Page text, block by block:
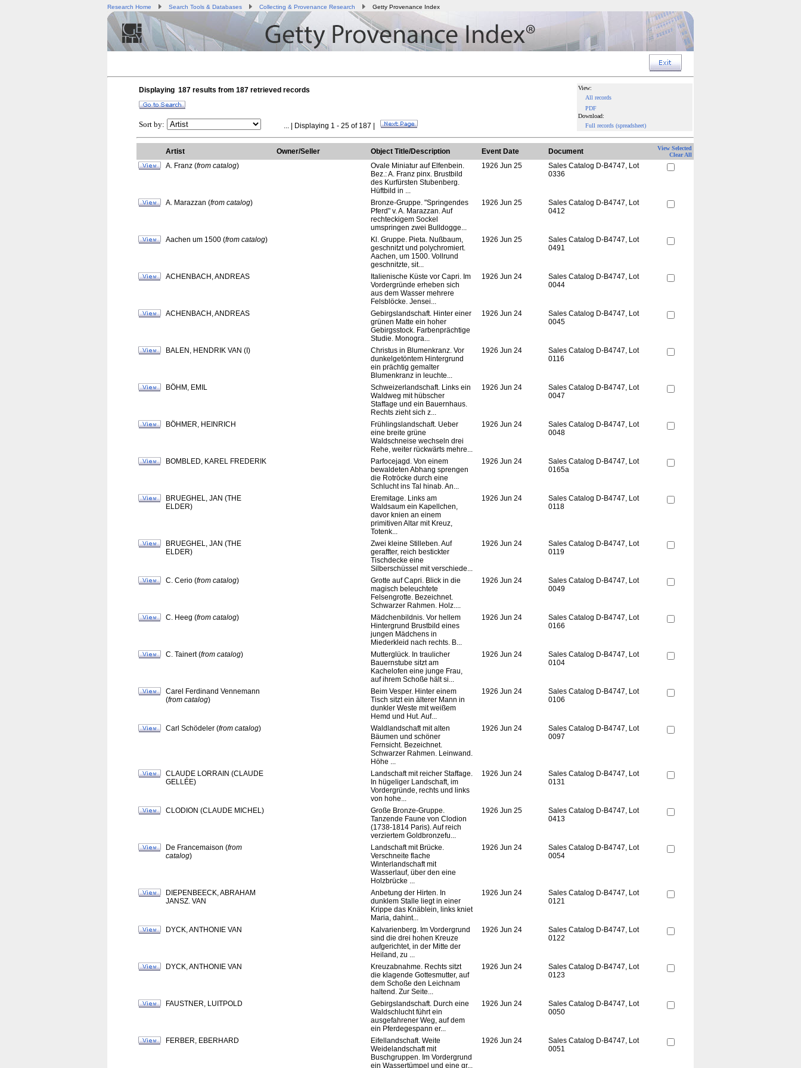
Research Home Search Tools & Databases Collecting & Provenance Research Getty Provenance Index
Displaying 187 results from 187 retrieved records
View:
All records
PDF
Download:
Full records (spreadsheet)
Sort by: ... | Displaying 1 - 25 of 187 |
Artist Owner/Seller Object Title/Description Event Date Document
View Selected
Clear All
A. Franz (from catalog)
Ovale Miniatur auf Elfenbein.
Bez.: A. Franz pinx. Brustbild
des Kurfürsten Stubenberg.
Hüftbild in ...
1926 Jun 25
Sales Catalog D-B4747, Lot
0336
A. Marazzan (from catalog)
Bronze-Gruppe. "Springendes
Pferd" v. A. Marazzan. Auf
rechteckigem Sockel
umspringen zwei Bulldogge...
1926 Jun 25
Sales Catalog D-B4747, Lot
0412
Aachen um 1500 (from catalog)
Kl. Gruppe. Pieta. Nußbaum,
geschnitzt und polychromiert.
Aachen, um 1500. Vollrund
geschnitzte, sit...
1926 Jun 25
Sales Catalog D-B4747, Lot
0491
ACHENBACH, ANDREAS
Italienische Küste vor Capri. Im
Vordergründe erheben sich
aus dem Wasser mehrere
Felsblöcke. Jensei...
1926 Jun 24
Sales Catalog D-B4747, Lot
0044
ACHENBACH, ANDREAS
Gebirgslandschaft. Hinter einer
grünen Matte ein hoher
Gebirgsstock. Farbenprächtige
Studie. Monogra...
1926 Jun 24
Sales Catalog D-B4747, Lot
0045
BALEN, HENDRIK VAN (I)
Christus in Blumenkranz. Vor
dunkelgetöntem Hintergrund
ein prächtig gemalter
Blumenkranz in leuchte...
1926 Jun 24
Sales Catalog D-B4747, Lot
0116
BÖHM, EMIL
Schweizerlandschaft. Links ein
Waldweg mit hübscher
Staffage und ein Bauernhaus.
Rechts zieht sich z...
1926 Jun 24
Sales Catalog D-B4747, Lot
0047
BÖHMER, HEINRICH
Frühlingslandschaft. Ueber
eine breite grüne
Waldschneise wechseln drei
Rehe, weiter rückwärts mehre...
1926 Jun 24
Sales Catalog D-B4747, Lot
0048
BOMBLED, KAREL FREDERIK
Parfocejagd. Von einem
bewaldeten Abhang sprengen
die Rotröcke durch eine
Schlucht ins Tal hinab. An...
1926 Jun 24
Sales Catalog D-B4747, Lot
0165a
BRUEGHEL, JAN (THE
ELDER)
Eremitage. Links am
Waldsaum ein Kapellchen,
davor knien an einem
primitiven Altar mit Kreuz,
Totenk...
1926 Jun 24
Sales Catalog D-B4747, Lot
0118
BRUEGHEL, JAN (THE
ELDER)
Zwei kleine Stilleben. Auf
geraffter, reich bestickter
Tischdecke eine
Silberschüssel mit verschiede...
1926 Jun 24
Sales Catalog D-B4747, Lot
0119
C. Cerio (from catalog)
Grotte auf Capri. Blick in die
magisch beleuchtete
Felsengrotte. Bezeichnet.
Schwarzer Rahmen. Holz....
1926 Jun 24
Sales Catalog D-B4747, Lot
0049
C. Heeg (from catalog)
Mädchenbildnis. Vor hellem
Hintergrund Brustbild eines
jungen Mädchens in
Miederkleid nach rechts. B...
1926 Jun 24
Sales Catalog D-B4747, Lot
0166
C. Tainert (from catalog)
Mutterglück. In traulicher
Bauernstube sitzt am
Kachelofen eine junge Frau,
auf ihrem Schoße hält si...
1926 Jun 24
Sales Catalog D-B4747, Lot
0104
Carel Ferdinand Vennemann
(from catalog)
Beim Vesper. Hinter einem
Tisch sitzt ein älterer Mann in
dunkler Weste mit weißem
Hemd und Hut. Auf...
1926 Jun 24
Sales Catalog D-B4747, Lot
0106
Carl Schödeler (from catalog)
Waldlandschaft mit alten
Bäumen und schöner
Fernsicht. Bezeichnet.
Schwarzer Rahmen. Leinwand.
Höhe ...
1926 Jun 24
Sales Catalog D-B4747, Lot
0097
CLAUDE LORRAIN (CLAUDE
GELLÉE)
Landschaft mit reicher Staffage.
In hügeliger Landschaft, im
Vordergründe, rechts und links
von hohe...
1926 Jun 24
Sales Catalog D-B4747, Lot
0131
CLODION (CLAUDE MICHEL)
Große Bronze-Gruppe.
Tanzende Faune von Clodion
(1738-1814 Paris). Auf reich
verziertem Goldbronzefu...
1926 Jun 25
Sales Catalog D-B4747, Lot
0413
De Francemaison (from
catalog)
Landschaft mit Brücke.
Verschneite flache
Winterlandschaft mit
Wasserlauf, über den eine
Holzbrücke ...
1926 Jun 24
Sales Catalog D-B4747, Lot
0054
DIEPENBEECK, ABRAHAM
JANSZ. VAN
Anbetung der Hirten. In
dunklem Stalle liegt in einer
Krippe das Knäblein, links kniet
Maria, dahint...
1926 Jun 24
Sales Catalog D-B4747, Lot
0121
DYCK, ANTHONIE VAN
Kalvarienberg. Im Vordergrund
sind die drei hohen Kreuze
aufgerichtet, in der Mitte der
Heiland, zu ...
1926 Jun 24
Sales Catalog D-B4747, Lot
0122
DYCK, ANTHONIE VAN
Kreuzabnahme. Rechts sitzt
die klagende Gottesmutter, auf
dem Schoße den Leichnam
haltend. Zur Seite...
1926 Jun 24
Sales Catalog D-B4747, Lot
0123
FAUSTNER, LUITPOLD
Gebirgslandschaft. Durch eine
Waldschlucht führt ein
ausgefahrener Weg, auf dem
ein Pferdegespann er...
1926 Jun 24
Sales Catalog D-B4747, Lot
0050
FERBER, EBERHARD
Eifellandschaft. Weite
Weidelandschaft mit
Buschgruppen. Im Vordergrund
ein Wassertümpel und eine gr...
1926 Jun 24
Sales Catalog D-B4747, Lot
0051